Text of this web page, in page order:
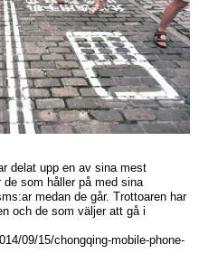
delat upp en av sina mest
som håller på med sina
medan de går. Trottoaren har
och de som väljer att gå i
09/15/chongqing-mobile-phone-